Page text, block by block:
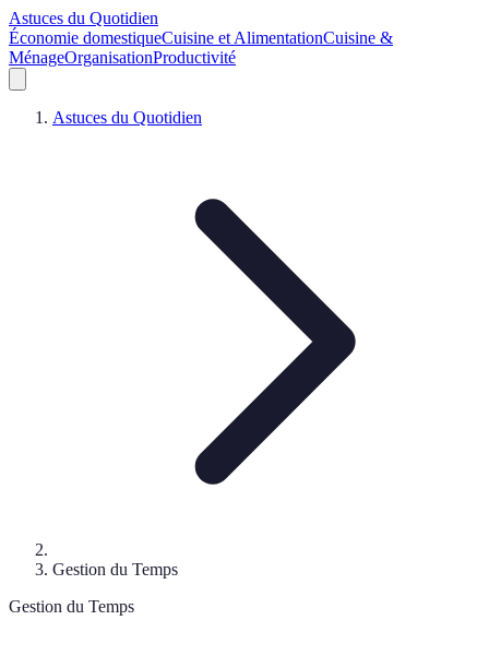
Astuces du Quotidien
Économie domestiqueCuisine et AlimentationCuisine &
MénageOrganisationProductivité
Astuces du Quotidien
Gestion du Temps
Gestion du Temps